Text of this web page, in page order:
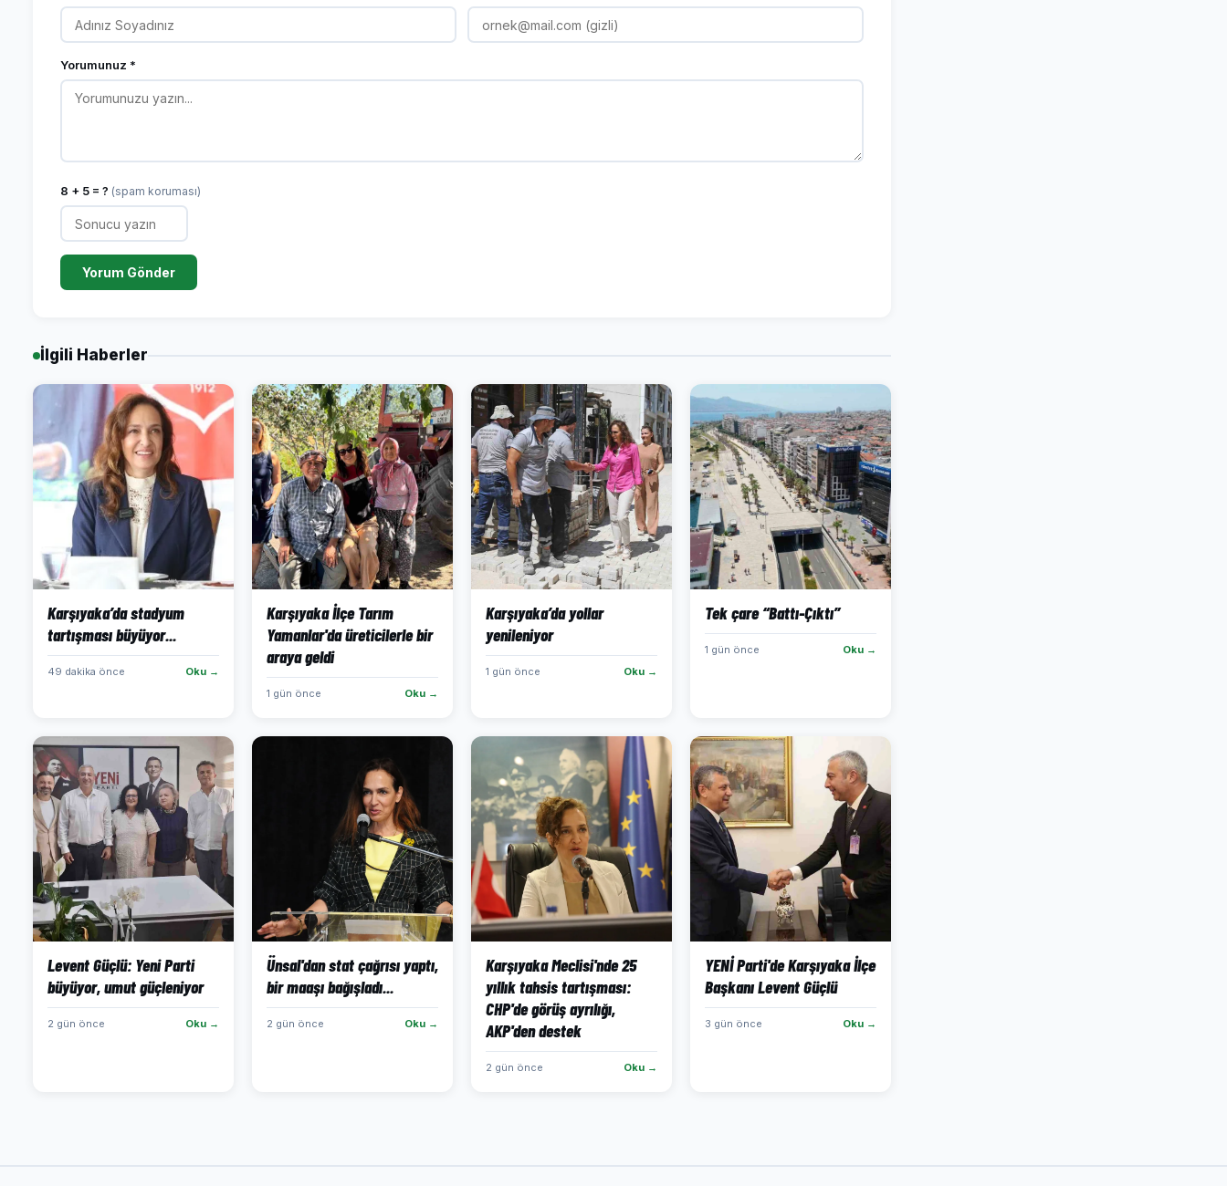
Yorumunuz *
8 + 5 = ? (spam koruması)
Yorum Gönder
İlgili Haberler
Karşıyaka’da stadyum
tartışması büyüyor...
49 dakika önce Oku →
Karşıyaka İlçe Tarım
Yamanlar'da üreticilerle bir
araya geldi
1 gün önce Oku →
Karşıyaka’da yollar
yenileniyor
1 gün önce Oku →
Tek çare “Battı-Çıktı”
1 gün önce Oku →
Levent Güçlü: Yeni Parti
büyüyor, umut güçleniyor
2 gün önce Oku →
Ünsal'dan stat çağrısı yaptı,
bir maaşı bağışladı...
2 gün önce Oku →
Karşıyaka Meclisi'nde 25
yıllık tahsis tartışması:
CHP'de görüş ayrılığı,
AKP'den destek
2 gün önce Oku →
YENİ Parti'de Karşıyaka İlçe
Başkanı Levent Güçlü
3 gün önce Oku →